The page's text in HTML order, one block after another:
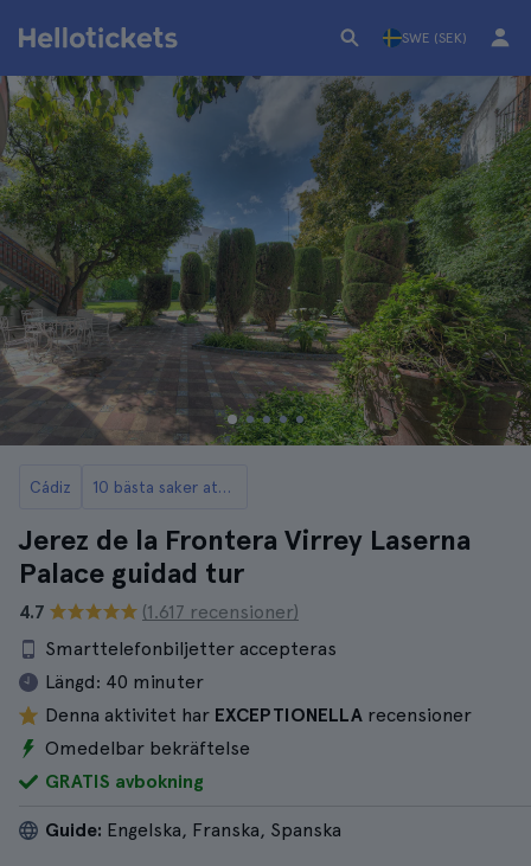
SWE (SEK)
Cádiz 10 bästa saker att göra i Cádiz
Jerez de la Frontera Virrey Laserna
Palace guidad tur
4.7
(1.617 recensioner)
Smarttelefonbiljetter accepteras
Längd: 40 minuter
Denna aktivitet har EXCEPTIONELLA recensioner
Omedelbar bekräftelse
GRATIS avbokning
Guide: Engelska, Franska, Spanska